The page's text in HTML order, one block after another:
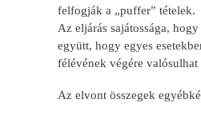
felfogják a „puffer” tételek.
Az eljárás sajátossága,
együtt, hogy egyes
félévének végére valósulhat
Az elvont összegek